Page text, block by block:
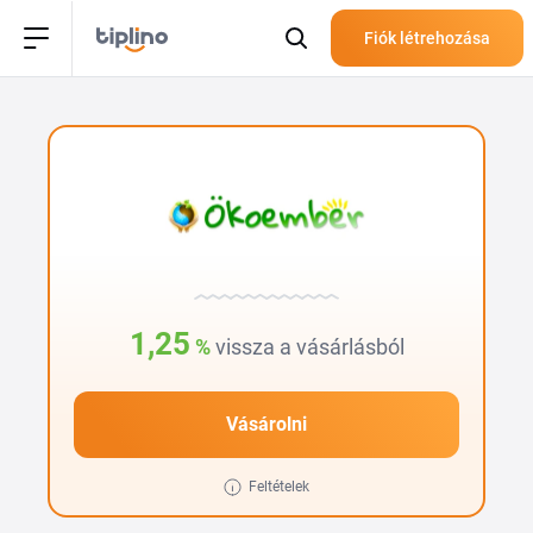
Fiók létrehozása
1,25 % vissza a vásárlásból
Vásárolni
Feltételek